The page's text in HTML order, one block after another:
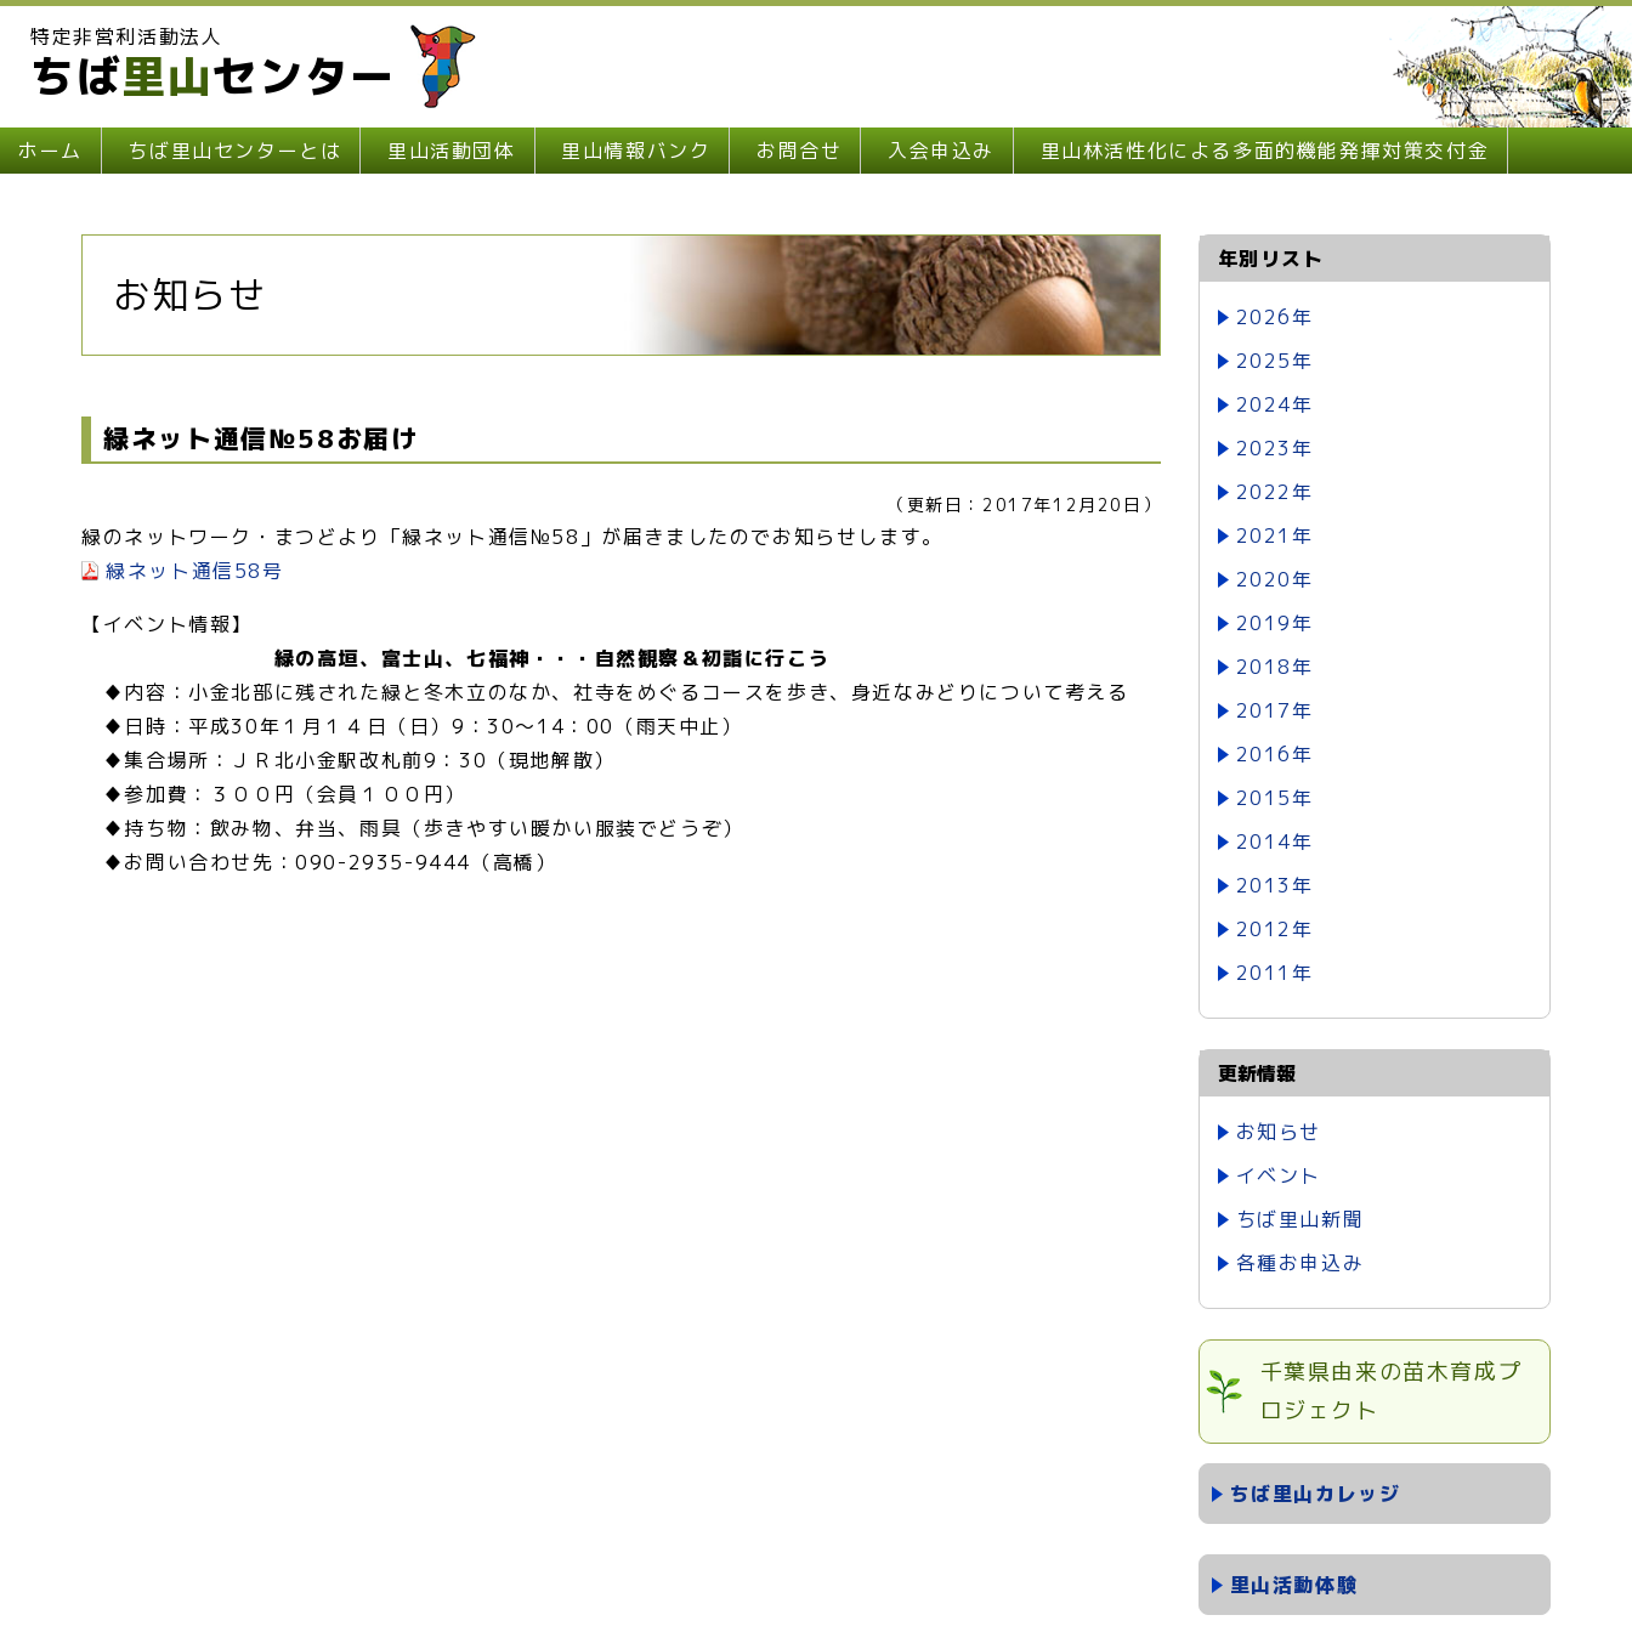
特定非営利活動法人
ちば里山センター
ホーム ちば里山センターとは 里山活動団体 里山情報バンク お問合せ 入会申込み 里山林活性化による多面的機能発揮対策交付金
お知らせ
緑ネット通信№58お届け
（更新日：2017年12月20日）
緑のネットワーク・まつどより「緑ネット通信№58」が届きましたのでお知らせします。
緑ネット通信58号
【イベント情報】
緑の高垣、富士山、七福神・・・自然観察＆初詣に行こう
♦内容：小金北部に残された緑と冬木立のなか、社寺をめぐるコースを歩き、身近なみどりについて考える
♦日時：平成30年１月１４日（日）9：30～14：00（雨天中止）
♦集合場所：ＪＲ北小金駅改札前9：30（現地解散）
♦参加費：３００円（会員１００円）
♦持ち物：飲み物、弁当、雨具（歩きやすい暖かい服装でどうぞ）
♦お問い合わせ先：090-2935-9444（高橋）
年別リスト
2026年
2025年
2024年
2023年
2022年
2021年
2020年
2019年
2018年
2017年
2016年
2015年
2014年
2013年
2012年
2011年
更新情報
お知らせ
イベント
ちば里山新聞
各種お申込み
千葉県由来の苗木育成プ
ロジェクト
ちば里山カレッジ
里山活動体験